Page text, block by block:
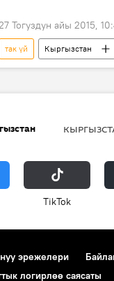
Тогуздун айы 2015,
так үй Кыргызстан
мектеп
бала бакча
ТikТоk
эрежелери
логирлөө саясаты